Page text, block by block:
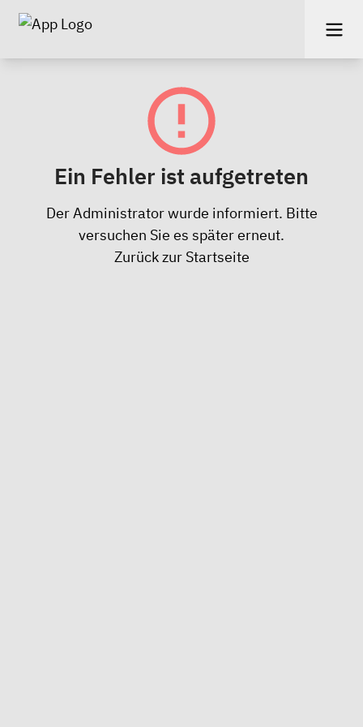
Ein Fehler ist aufgetreten
Der Administrator wurde informiert. Bitte
versuchen Sie es später erneut.
Zurück zur Startseite